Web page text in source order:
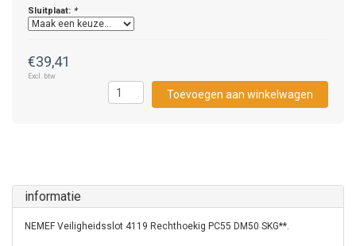
Sluitplaat: *
€39,41
Excl. btw
Toevoegen aan winkelwagen
informatie
NEMEF Veiligheidsslot 4119 Rechthoekig PC55 DM50 SKG**.